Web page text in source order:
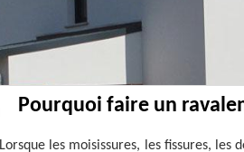
Pourquoi faire un
Lorsque les moisissures, les fissures, les